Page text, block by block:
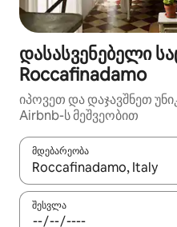
დასასვენებელი
Roccafinadamo
იპოვეთ და დაჯავშნეთ
Airbnb-ს მეშვეობით
მდებარეობა
როცა შედეგები
შესვლა